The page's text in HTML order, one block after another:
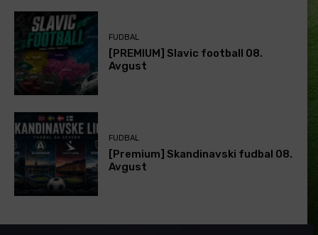
FUDBAL
[PREMIUM] Slavic football 08.
Avgust
FUDBAL
[Premium] Skandinavski fudbal 08.
Avgust